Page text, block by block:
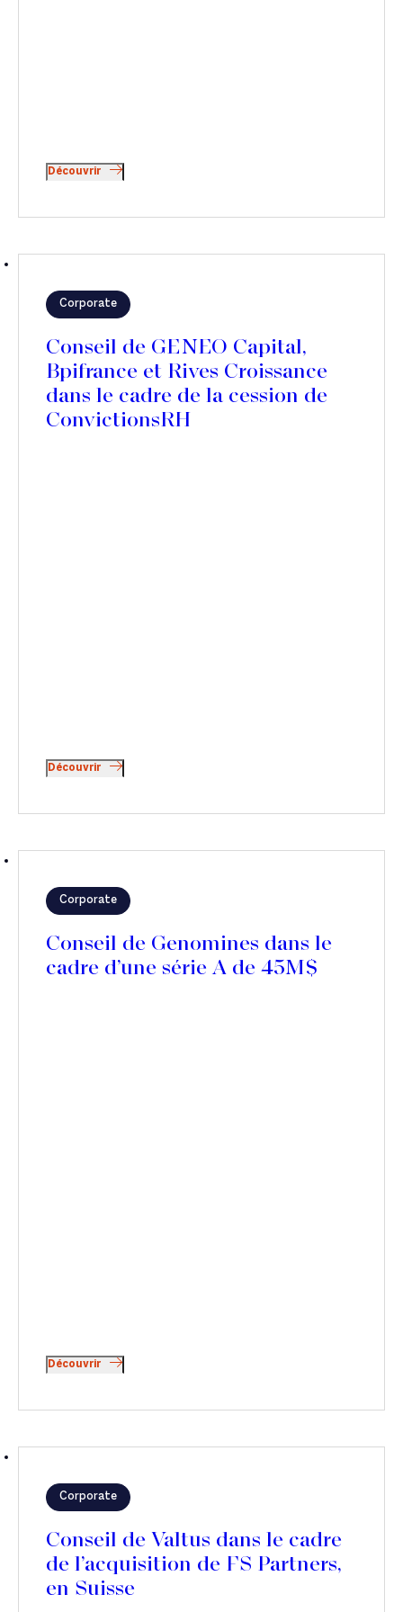
Découvrir
Corporate
Conseil de GENEO Capital,
Bpifrance et Rives Croissance
dans le cadre de la cession de
ConvictionsRH
Découvrir
Corporate
Conseil de Genomines dans le
cadre d’une série A de 45M$
Découvrir
Corporate
Conseil de Valtus dans le cadre
de l’acquisition de FS Partners,
en Suisse